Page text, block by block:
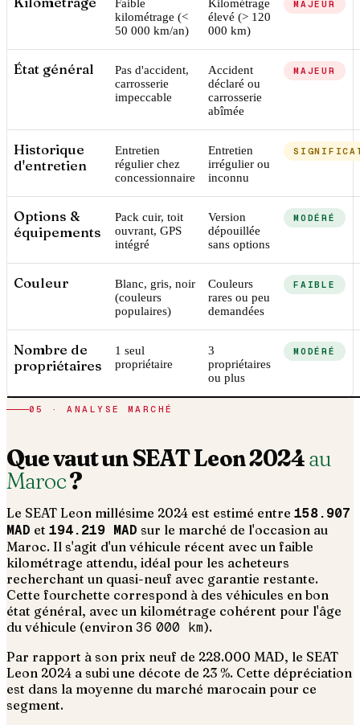
Faible
kilométrage (<
50 000 km/an)
Kilométrage
élevé (> 120
000 km)
MAJEUR
État général
Pas d'accident,
carrosserie
impeccable
Accident
déclaré ou
carrosserie
abîmée
MAJEUR
Historique
d'entretien
Entretien
régulier chez
concessionnaire
Entretien
irrégulier ou
inconnu
Options &
équipements
Pack cuir, toit
ouvrant, GPS
intégré
Version
dépouillée
sans options
MODÉRÉ
Couleur
Blanc, gris, noir
(couleurs
populaires)
Couleurs
rares ou peu
demandées
FAIBLE
Nombre de
propriétaires
1 seul
propriétaire
3
propriétaires
ou plus
MODÉRÉ
05 · ANALYSE MARCHÉ
Que vaut unSEATLeon2024au
Maroc?
Le SEAT Leon millésime 2024 est estimé entre 158.907
MAD et 194.219 MAD sur le marché de l'occasion au
Maroc. Il s'agit d'un véhicule récent avec un faible
kilométrage attendu, idéal pour les acheteurs
recherchant un quasi-neuf avec garantie restante.
Cette fourchette correspond à des véhicules en bon
état général, avec un kilométrage cohérent pour l'âge
du véhicule (environ 36 000 km).
Par rapport à son prix neuf de 228.000 MAD, le SEAT
Leon 2024 a subi une décote de 23 %. Cette dépréciation
est dans la moyenne du marché marocain pour ce
segment.